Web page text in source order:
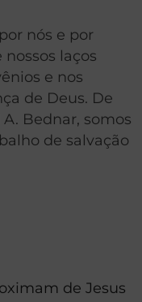
nós e por
laços
e nos
de Deus. De
Bednar, somos
de salvação
de Jesus